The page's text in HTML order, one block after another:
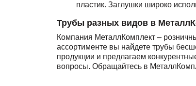
пластик. Заглушки широко
Трубы разных видов в
Компания МеталлКомплект –
ассортименте вы найдете трубы
продукции и предлагаем
вопросы. Обращайтесь в